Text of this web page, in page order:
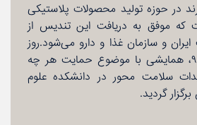
در حوزه تولید محصولات پلاستیكی
كه موفق به دریافت این تندیس از
و سازمان غذا و دارو می‌شود.روز
سه شنبه ۱۵ مرداد ۹۸، همایشی با موضوع حمایت هر چه
سلامت محور در دانشكده علوم
گردید.